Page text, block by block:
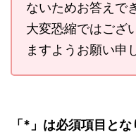
ないためお答えで
大変恐縮ではござ
ますようお願い申
「 * 」は必須項目と